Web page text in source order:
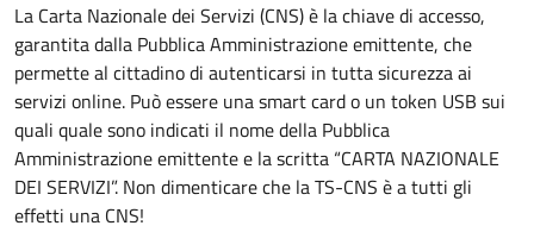
La Carta Nazionale dei Servizi (CNS) è la chiave di accesso,
garantita dalla Pubblica Amministrazione emittente, che
permette al cittadino di autenticarsi in tutta sicurezza ai
servizi online. Può essere una smart card o un token USB sui
quali quale sono indicati il nome della Pubblica
Amministrazione emittente e la scritta “CARTA NAZIONALE
DEI SERVIZI”. Non dimenticare che la TS-CNS è a tutti gli
effetti una CNS!